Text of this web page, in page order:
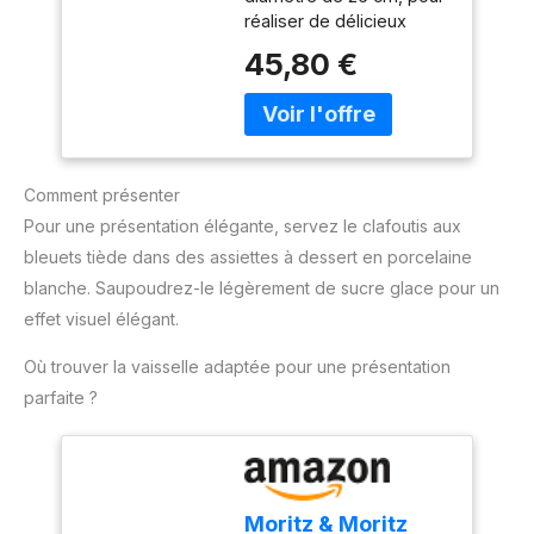
Moelleuse et Dorée
– Fabriqué en
France
réaliser de délicieux
apple-pie, gâteau aux
pommes et au pain
d'épice… Grâce à son
dedans, sans craindre de
rayer. Fabriqué en
céramique, ce matériau
permet une cuisson
savoureux; à table, la
Comme tous les produits
Emile Henry, ce plat à
clafoutis est fabriqué en
45,80 €
Comment présenter
Pour une présentation élégante, servez le clafoutis aux
bleuets tiède dans des assiettes à dessert en porcelaine
blanche. Saupoudrez-le légèrement de sucre glace pour un
effet visuel élégant.
Où trouver la vaisselle adaptée pour une présentation
parfaite ?
Moritz & Moritz